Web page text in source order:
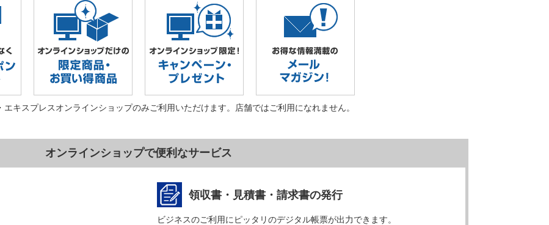
キスプレスオンラインショップのみご利用いただけます。店舗ではご利用になれません。
オンラインショップで便利なサービス
領収書・見積書・請求書の発行
ビジネスのご利用にピッタリのデジタル帳票が出力できます。